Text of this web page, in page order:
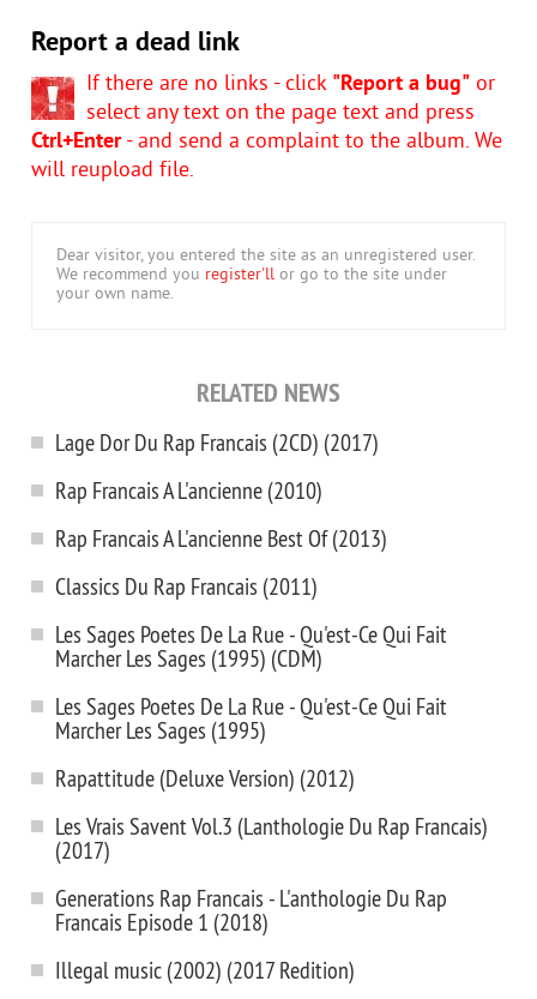
Report a dead link
If there are no links - click "Report a bug" or
select any text on the page text and press
Ctrl+Enter- and send a complaint to the album. We
will reupload file.
Dear visitor, you entered the site as an unregistered user.
We recommend you register'll or go to the site under
your own name.
RELATED NEWS
Lage Dor Du Rap Francais (2CD) (2017)
Rap Francais A L'ancienne (2010)
Rap Francais A L'ancienne Best Of (2013)
Classics Du Rap Francais (2011)
Les Sages Poetes De La Rue - Qu'est-Ce Qui Fait
Marcher Les Sages (1995) (CDM)
Les Sages Poetes De La Rue - Qu'est-Ce Qui Fait
Marcher Les Sages (1995)
Rapattitude (Deluxe Version) (2012)
Les Vrais Savent Vol.3 (Lanthologie Du Rap Francais)
(2017)
Generations Rap Francais - L'anthologie Du Rap
Francais Episode 1 (2018)
Illegal music (2002) (2017 Redition)